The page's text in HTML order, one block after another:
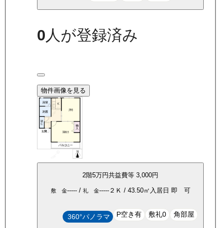
0人が登録済み
物件画像を見る
2階5万円共益費等 3,000円
敷 金-----/ 礼 金-----２Ｋ / 43.50㎡ 入居日 即 可
360°パノラマ P空き有 敷礼0 角部屋